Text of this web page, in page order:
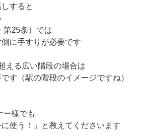
すると
第25条）では
に手すりが必要です
える広い階段の場合は
す（駅の階段のイメージですね）
ー様でも
使う！」と教えてくださいます